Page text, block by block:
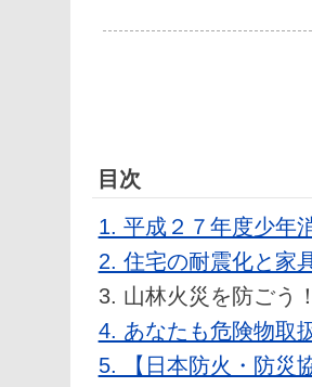
目次
1. 平成２７年度少年
2. 住宅の耐震化と家
3. 山林火災を防ごう
4. あなたも危険物取
5. 【日本防火・防災